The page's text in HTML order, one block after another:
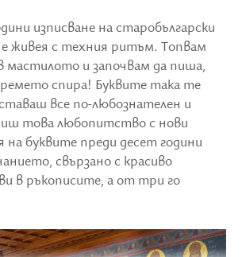
изписване на старобългарски
живея с техния ритъм. Топвам
мастилото и започвам да пиша,
спира! Буквите така те
все по-любознателен и
това любопитство с нови
буквите преди десет години
свързано с красиво
в ръкописите, а от три го